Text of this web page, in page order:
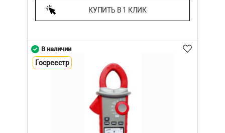
КУПИТЬ В 1 КЛИК
В наличии
Госреестр